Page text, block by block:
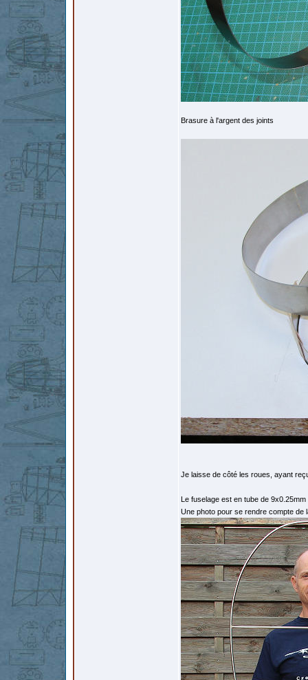
Brasure à l'argent des joints
Je laisse de côté les roues, ayant
Le fuselage est en tube de 9x0.25mm
Une photo pour se rendre compte de